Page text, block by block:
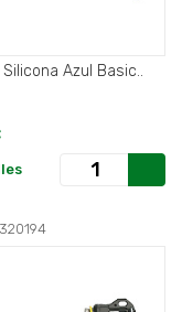
Silicona Azul Basic..